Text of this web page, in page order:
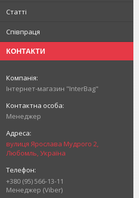
Статті
Співпраця
КОНТАКТИ
Інтернет-магазин "InterBag"
Менеджер
вулиця Ярослава Мудрого 2,
Любомль, Україна
+380 (95) 566-13-11
Менеджер (Viber)